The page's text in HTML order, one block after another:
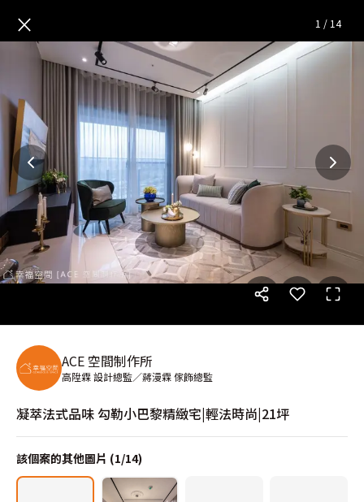
凝萃法式品味 勾勒小巴黎精緻
× 1 / 14
ACE 空間制作所
高陞霖 設計總監／蔣漫霖 傢飾總監
凝萃法式品味 勾勒小巴黎精緻宅|輕法時尚|21坪
該個案的其他圖片 (1/14)